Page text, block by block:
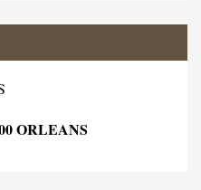
ORLEANS